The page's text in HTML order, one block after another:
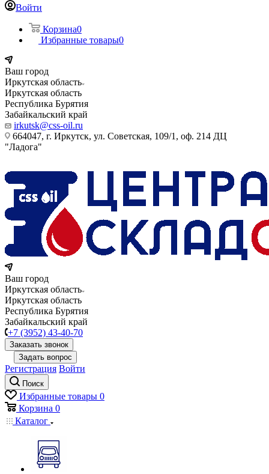
Войти
Корзина0
Избранные товары0
Ваш город
Иркутская область
Иркутская область
Республика Бурятия
Забайкальский край
irkutsk@css-oil.ru
664047, г. Иркутск, ул. Советская, 109/1, оф. 214 ДЦ
"Ладога"
Ваш город
Иркутская область
Иркутская область
Республика Бурятия
Забайкальский край
+7 (3952) 43-40-70
Заказать звонок
Задать вопрос
Регистрация Войти
Поиск
Избранные товары 0
Корзина 0
Каталог